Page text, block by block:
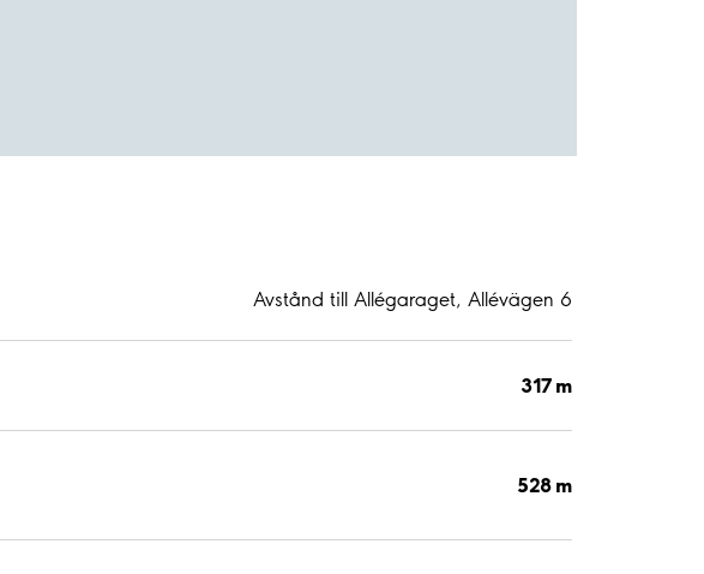
Avstånd till Allégaraget, Allévägen 6
317 m
528 m